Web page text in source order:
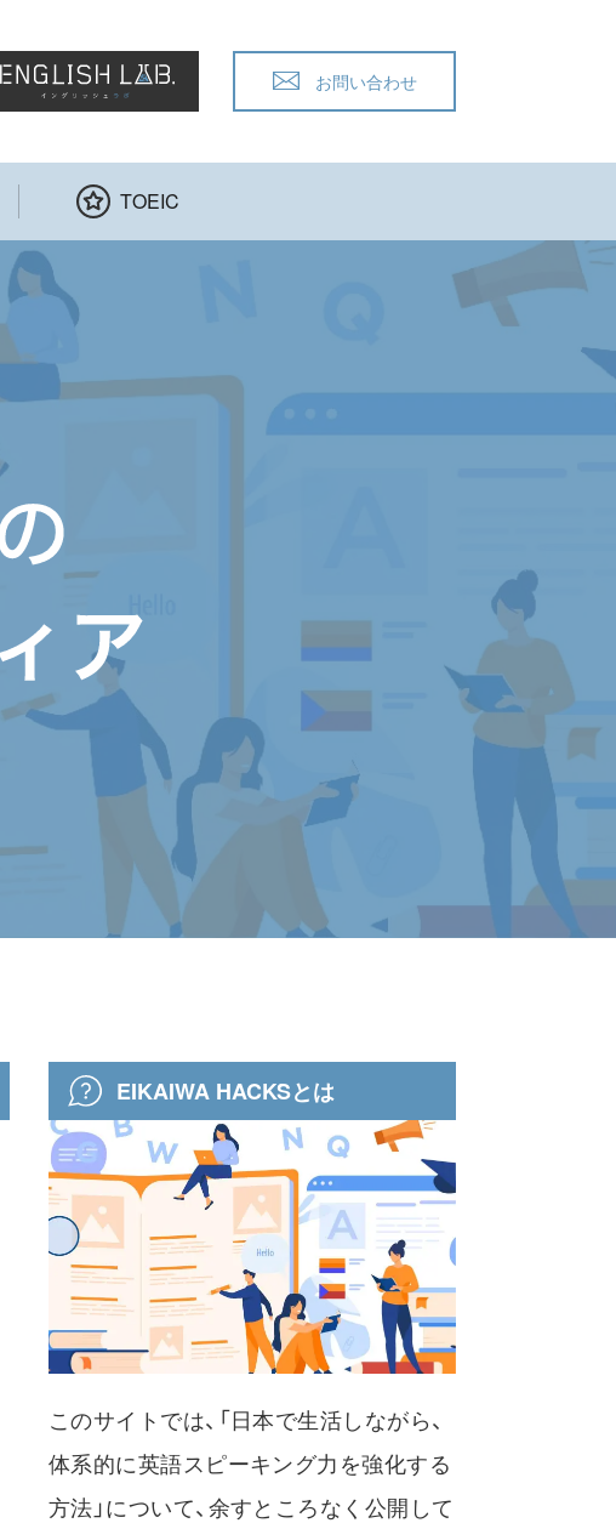
お問い合わせ
TOEIC
EIKAIWA HACKSとは
このサイトでは、「日本で生活しながら、
体系的に英語スピーキング力を強化する
方法」について、余すところなく公開して